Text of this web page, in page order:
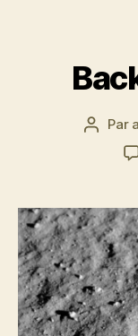
Auteur
l’article
Par